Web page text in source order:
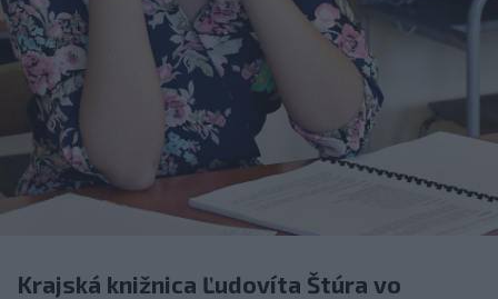
Krajská knižnica Ľudovíta Štúra vo